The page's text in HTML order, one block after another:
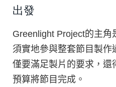
出發
Greenlight Project的主
須實地參與整套節目製作
僅要滿足製片的要求，還
預算將節目完成。